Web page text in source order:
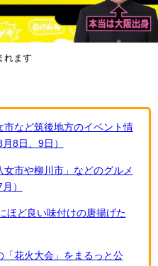
れます
など筑後地方のイベント情
8日、9日）
市や柳川市」などのグルメ
）
ほど良い味付けの唐揚げた
花火大会」をまるっと公